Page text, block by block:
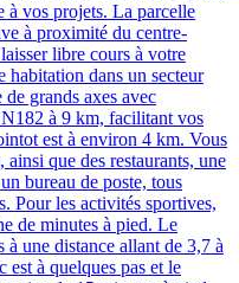
à vos projets. La parcelle
à proximité du centre-
libre cours à votre
dans un secteur
grands axes avec
à 9 km, facilitant vos
est à environ 4 km. Vous
que des restaurants, une
bureau de poste, tous
Pour les activités sportives,
de minutes à pied. Le
à une distance allant de 3,7 à
à quelques pas et le